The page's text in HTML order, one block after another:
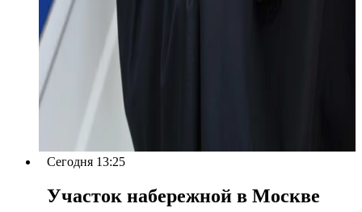
Сегодня 13:25
Участок набережной в Москве